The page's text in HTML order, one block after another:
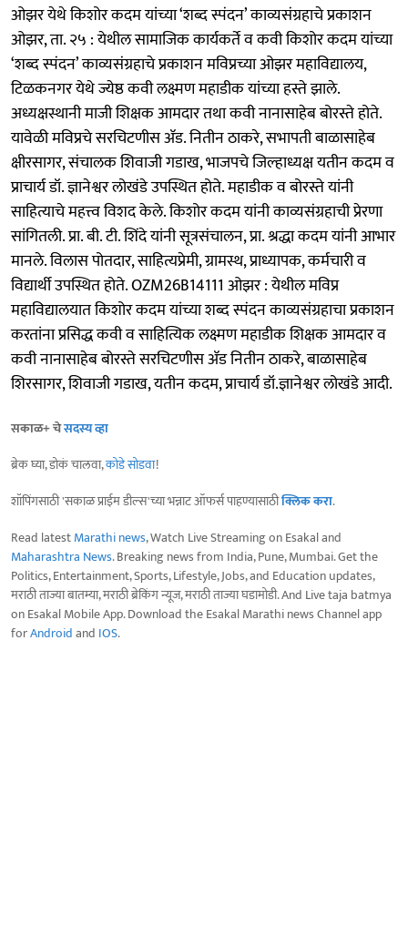
ओझर येथे किशोर कदम यांच्या ‘शब्द स्पंदन’ काव्यसंग्रहाचे प्रकाशन
ओझर, ता. २५ : येथील सामाजिक कार्यकर्ते व कवी किशोर कदम यांच्या
‘शब्द स्पंदन’ काव्यसंग्रहाचे प्रकाशन मविप्रच्या ओझर महाविद्यालय,
टिळकनगर येथे ज्येष्ठ कवी लक्ष्मण महाडीक यांच्या हस्ते झाले.
अध्यक्षस्थानी माजी शिक्षक आमदार तथा कवी नानासाहेब बोरस्ते होते.
यावेळी मविप्रचे सरचिटणीस ॲड. नितीन ठाकरे, सभापती बाळासाहेब
क्षीरसागर, संचालक शिवाजी गडाख, भाजपचे जिल्हाध्यक्ष यतीन कदम व
प्राचार्य डॉ. ज्ञानेश्वर लोखंडे उपस्थित होते. महाडीक व बोरस्ते यांनी
साहित्याचे महत्त्व विशद केले. किशोर कदम यांनी काव्यसंग्रहाची प्रेरणा
सांगितली. प्रा. बी. टी. शिंदे यांनी सूत्रसंचालन, प्रा. श्रद्धा कदम यांनी आभार
मानले. विलास पोतदार, साहित्यप्रेमी, ग्रामस्थ, प्राध्यापक, कर्मचारी व
विद्यार्थी उपस्थित होते. OZM26B14111 ओझर : येथील मविप्र
महाविद्यालयात किशोर कदम यांच्या शब्द स्पंदन काव्यसंग्रहाचा प्रकाशन
करतांना प्रसिद्ध कवी व साहित्यिक लक्ष्मण महाडीक शिक्षक आमदार व
कवी नानासाहेब बोरस्ते सरचिटणीस ॲड नितीन ठाकरे, बाळासाहेब
शिरसागर, शिवाजी गडाख, यतीन कदम, प्राचार्य डॉ.ज्ञानेश्वर लोखंडे आदी.
सकाळ+ चेसदस्य व्हा
ब्रेक घ्या, डोकं चालवा,कोडे सोडवा!
शॉपिंगसाठी 'सकाळ प्राईम डील्स'च्या भन्नाट ऑफर्स पाहण्यासाठीक्लिक करा.
Read latestMarathi news, Watch Live Streaming on Esakal and
Maharashtra News. Breaking news from India, Pune, Mumbai. Get the
Politics, Entertainment, Sports, Lifestyle, Jobs, and Education updates,
मराठी ताज्या बातम्या, मराठी ब्रेकिंग न्यूज, मराठी ताज्या घडामोडी. And Live taja batmya
on Esakal Mobile App. Download the Esakal Marathi news Channel app
forAndroidand IOS.